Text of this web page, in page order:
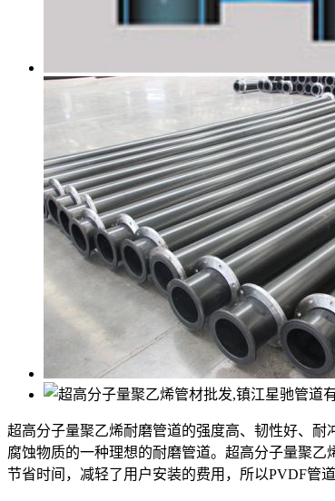
超高分子量聚乙烯耐磨管道的强度高、韧性好、
腐蚀物质的一种理想的耐磨管道。超高分子量聚
节省时间，减轻了用户安装的费用，所以PVDF管